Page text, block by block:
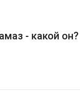
- какой он?